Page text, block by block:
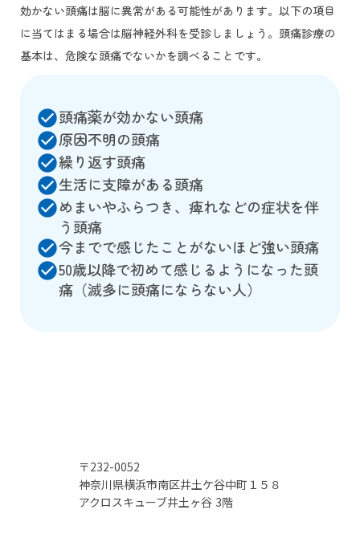
効かない頭痛は脳に異常がある可能性があります。以下の項目
に当てはまる場合は脳神経外科を受診しましょう。頭痛診療の
基本は、危険な頭痛でないかを調べることです。
check_circle頭痛薬が効かない頭痛
check_circle原因不明の頭痛
check_circle繰り返す頭痛
check_circle生活に支障がある頭痛
check_circleめまいやふらつき、痺れなどの症状を伴
う頭痛
check_circle今までで感じたことがないほど強い頭痛
check_circle50歳以降で初めて感じるようになった頭
痛（滅多に頭痛にならない人）
〒232-0052
神奈川県横浜市南区井土ケ谷中町１５８
アクロスキューブ井土ヶ谷 3階